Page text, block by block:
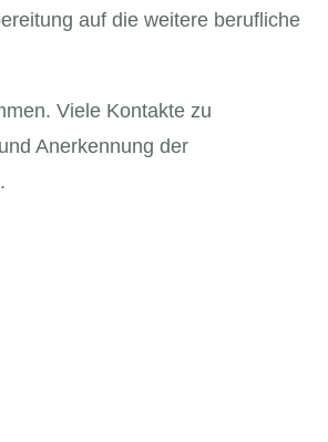
auf die weitere berufliche
Viele Kontakte zu
Anerkennung der